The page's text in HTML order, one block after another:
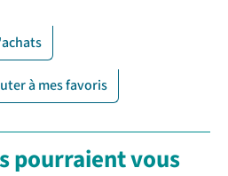
à mes favoris
pourraient vous